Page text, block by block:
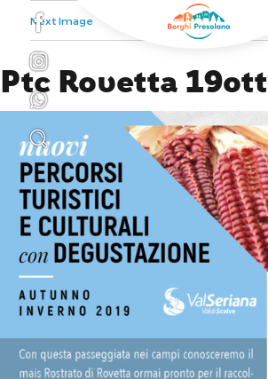
Next Image
Ptc Rovetta 19ott